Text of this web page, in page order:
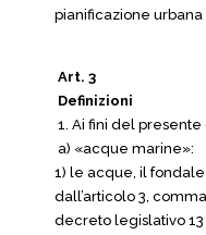
pianificazione urbana
Art. 3
Definizioni
1. Ai fini del
a) «acque marine»:
1) le acque, il
dall’articolo 3,
decreto legislativo 13